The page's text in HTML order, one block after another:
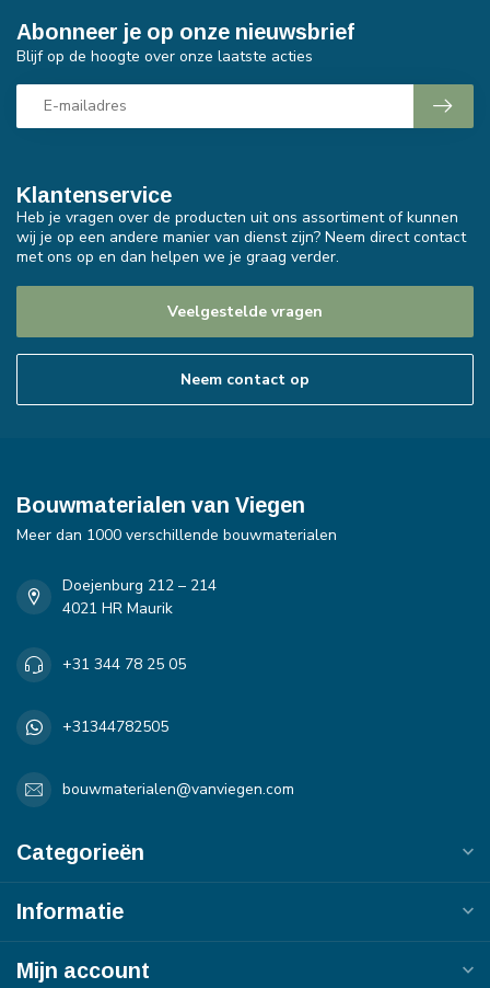
Klantenservice
Heb je vragen over de producten uit ons assortiment of kunnen
wij je op een andere manier van dienst zijn? Neem direct contact
met ons op en dan helpen we je graag verder.
Veelgestelde vragen
Neem contact op
Abonneer je op onze nieuwsbrief
Blijf op de hoogte over onze laatste acties
Bouwmaterialen van Viegen
Meer dan 1000 verschillende bouwmaterialen
Doejenburg 212 – 214
4021 HR Maurik
+31 344 78 25 05
+31344782505
bouwmaterialen@vanviegen.com
Categorieën
Informatie
Mijn account